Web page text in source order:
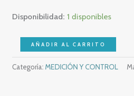
Disponibilidad: 1 disponibles
COINTREX
DW-
AS-
AÑADIR AL CARRITO
Categoría:MEDICIÓN Y CONTROL